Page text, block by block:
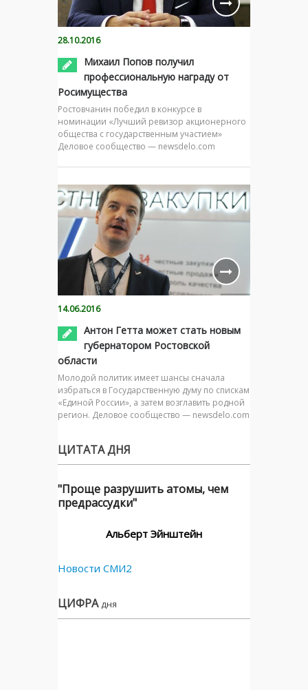
28.10.2016
Михаил Попов получил
профессиональную награду от
Росимущества
Ростовчанин победил в конкурсе в
номинации «Лучший ревизор акционерного
общества с государственным участием»
Деловое сообщество — newsdelo.com
14.06.2016
Антон Гетта может стать новым
губернатором Ростовской
области
Молодой политик имеет шансы сначала
избраться в Государственную думу по спискам
«Единой России», а затем возглавить родной
регион. Деловое сообщество — newsdelo.com
ЦИТАТА ДНЯ
"Проще разрушить атомы, чем
предрассудки"
Альберт Эйнштейн
Новости СМИ2
ЦИФРА дня